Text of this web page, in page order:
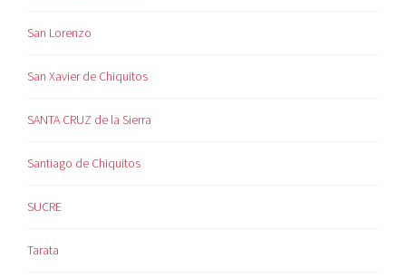
San Lorenzo
San Xavier de Chiquitos
SANTA CRUZ de la Sierra
Santiago de Chiquitos
SUCRE
Tarata